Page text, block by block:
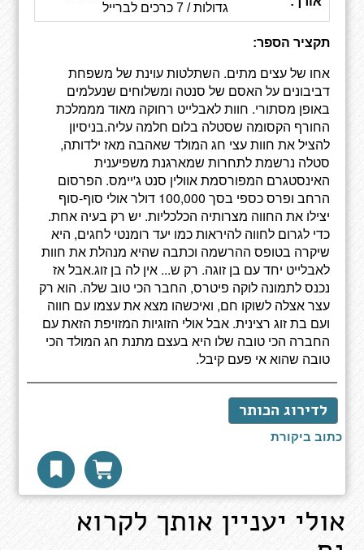
גדולות / 7 כרכים לברייל
תקציר הספר:
אחו של עצים מתים. השתלטות עוינת של משפחת
דביבונים על האסם של סנטה ומשלוחים שנעלמים
באופן מסתורי. חוות לאבלייט רחוקה מאוד מממלכת
החורף הקסומה שסטלה בלום חלמה עליה.בניסיון
להציל את חוות עצי חג המולד שאהבה מאז ילדותה,
סטלה נרשמת לתחרות שמארגנת משפיענית
האינסטגרם המפורסמת אוולין סנט ג'יימס. הפרסום
הרחב ופרס כספי בסך 100,000 דולר אולי סוף-סוף
יצילו את החווה מצרותיה הכלכליות. יש רק בעיה אחת.
כדי לגרום לחווה להיראות כמו יעד רומנטי לחגים, היא
שיקרה בטופס ההרשמה וכתבה שהיא מנהלת את חוות
לאבלייט יחד עם בן זוגה. רק ש... אין לה בן זוג.אבל אז
נכנס לתמונה לוקה פיטרס, החבר הכי טוב שלה. הוא רק
עצר אצלה לשוקו חם, ואיכשהו מצא את עצמו עם חווה
ועם בת זוג רצינית. אבל אולי הזוגיות המזויפת הזאת עם
החברה הכי טובה שלו היא בעצם מתנת חג המולד הכי
טובה שהוא אי פעם קיבל.
לדירוג הכותר
כתוב ביקורת
אולי יעניין אותך לקרוא